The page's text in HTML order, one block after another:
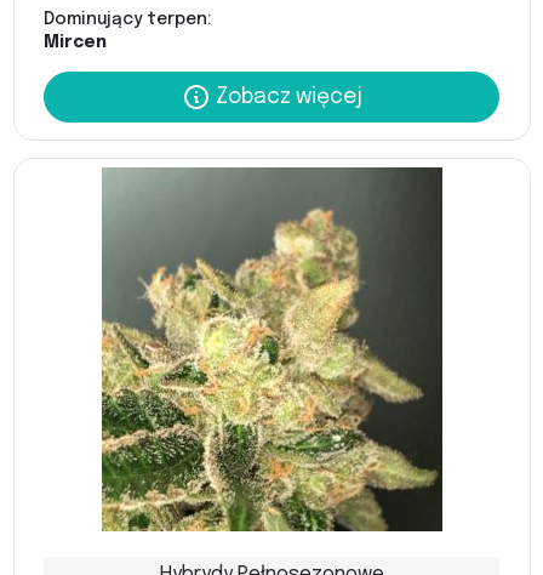
Dominujący terpen:
Mircen
Zobacz więcej